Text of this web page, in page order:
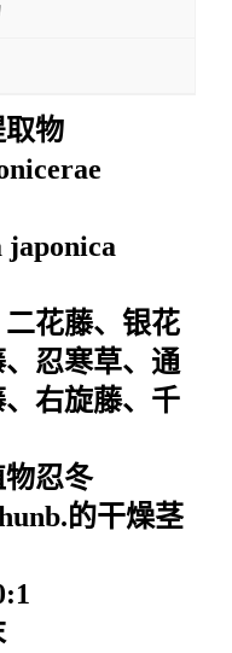
物
japonica
花藤、银花
忍寒草、通
右旋藤、千
忍冬
的干燥茎